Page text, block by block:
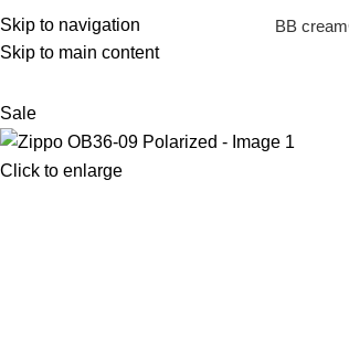
Skip to navigation
Skip to main content
BB cream
Sale
Click to enlarge